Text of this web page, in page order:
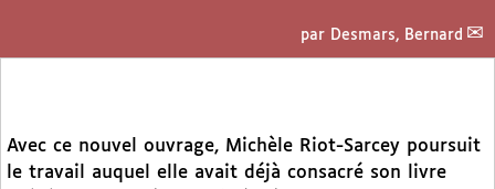
par Desmars, Bernard
Avec ce nouvel ouvrage, Michèle Riot-Sarcey poursuit
le travail auquel elle avait déjà consacré son livre